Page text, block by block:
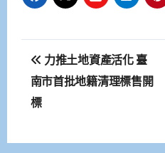
文
章
導
覽
力推土地資產活化 臺
南市首批地籍清理標售開
標